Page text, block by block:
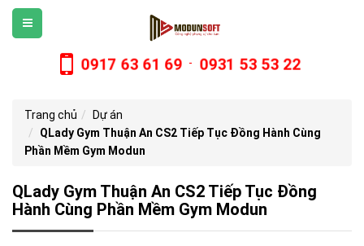
0917 63 61 69 - 0931 53 53 22
Trang chủ
Dự án
QLady Gym Thuận An CS2 Tiếp Tục Đồng Hành Cùng
Phần Mềm Gym Modun
QLady Gym Thuận An CS2 Tiếp Tục Đồng
Hành Cùng Phần Mềm Gym Modun